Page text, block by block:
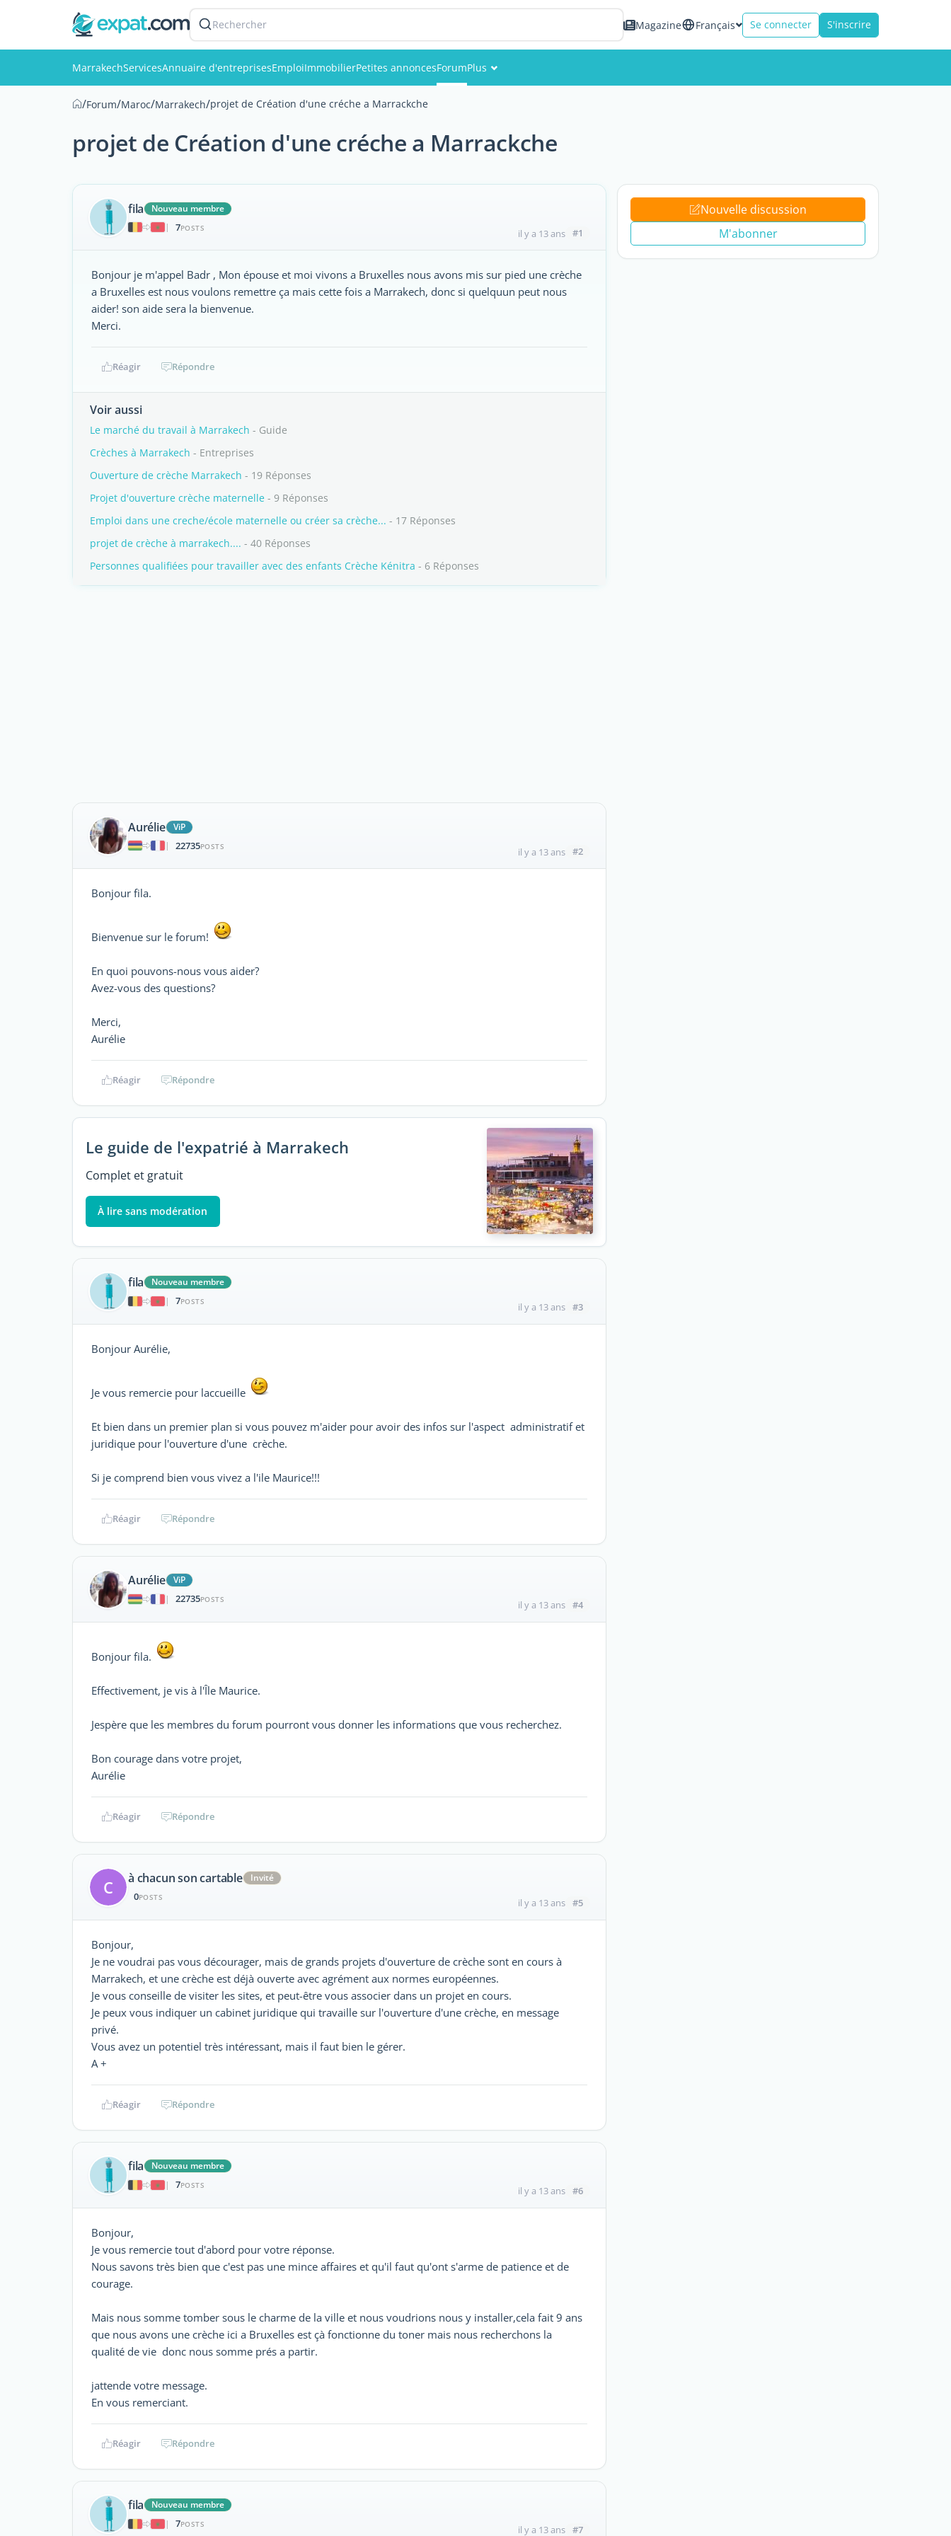
Rechercher Magazine Français Se connecter S'inscrire
MarrakechServicesAnnuaire d'entreprisesEmploiImmobilierPetites annoncesForumPlus
Membres
/Forum/Maroc/Marrakech/projet de Création d'une créche a Marrackche
projet de Création d'une créche a Marrackche
fila
Nouveau membre
|
7POSTS il y a 13 ans #1
Bonjour je m'appel Badr , Mon épouse et moi vivons a Bruxelles nous avons mis sur pied une crèche
a Bruxelles est nous voulons remettre ça mais cette fois a Marrakech, donc si quelquun peut nous
aider! son aide sera la bienvenue.
Merci.
Réagir Répondre
Voir aussi
Le marché du travail à Marrakech - Guide
Crèches à Marrakech - Entreprises
Ouverture de crèche Marrakech - 19 Réponses
Projet d'ouverture crèche maternelle - 9 Réponses
Emploi dans une creche/école maternelle ou créer sa crèche... - 17 Réponses
projet de crèche à marrakech.... - 40 Réponses
Personnes qualifiées pour travailler avec des enfants Crèche Kénitra - 6 Réponses
Aurélie
ViP
|
22735POSTS il y a 13 ans #2
Bonjour fila.
Bienvenue sur le forum!
En quoi pouvons-nous vous aider?
Avez-vous des questions?
Merci,
Aurélie
Réagir Répondre
Le guide de l'expatrié à Marrakech
Complet et gratuit
À lire sans modération
fila
Nouveau membre
|
7POSTS il y a 13 ans #3
Bonjour Aurélie,
Je vous remercie pour laccueille
Et bien dans un premier plan si vous pouvez m'aider pour avoir des infos sur l'aspect administratif et
juridique pour l'ouverture d'une crèche.
Si je comprend bien vous vivez a l'ile Maurice!!!
Réagir Répondre
Aurélie
ViP
|
22735POSTS il y a 13 ans #4
Bonjour fila.
Effectivement, je vis à l'Île Maurice.
Jespère que les membres du forum pourront vous donner les informations que vous recherchez.
Bon courage dans votre projet,
Aurélie
Réagir Répondre
C à chacun son cartable Invité
0POSTS il y a 13 ans #5
Bonjour,
Je ne voudrai pas vous décourager, mais de grands projets d'ouverture de crèche sont en cours à
Marrakech, et une crèche est déjà ouverte avec agrément aux normes européennes.
Je vous conseille de visiter les sites, et peut-être vous associer dans un projet en cours.
Je peux vous indiquer un cabinet juridique qui travaille sur l'ouverture d'une crèche, en message
privé.
Vous avez un potentiel très intéressant, mais il faut bien le gérer.
A +
Réagir Répondre
fila
Nouveau membre
|
7POSTS il y a 13 ans #6
Bonjour,
Je vous remercie tout d'abord pour votre réponse.
Nous savons très bien que c'est pas une mince affaires et qu'il faut qu'ont s'arme de patience et de
courage.
Mais nous somme tomber sous le charme de la ville et nous voudrions nous y installer,cela fait 9 ans
que nous avons une crèche ici a Bruxelles est çà fonctionne du toner mais nous recherchons la
qualité de vie donc nous somme prés a partir.
jattende votre message.
En vous remerciant.
Réagir Répondre
fila
Nouveau membre
|
7POSTS il y a 13 ans #7
Nouvelle discussion
M'abonner